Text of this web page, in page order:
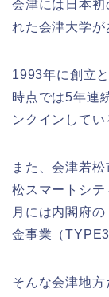
会津には日本初
れた会津大学が
1993年に創立
時点では5年連
ンクインしてい
また、会津若
松スマートシ
月には内閣府
金事業（
そんな会津地